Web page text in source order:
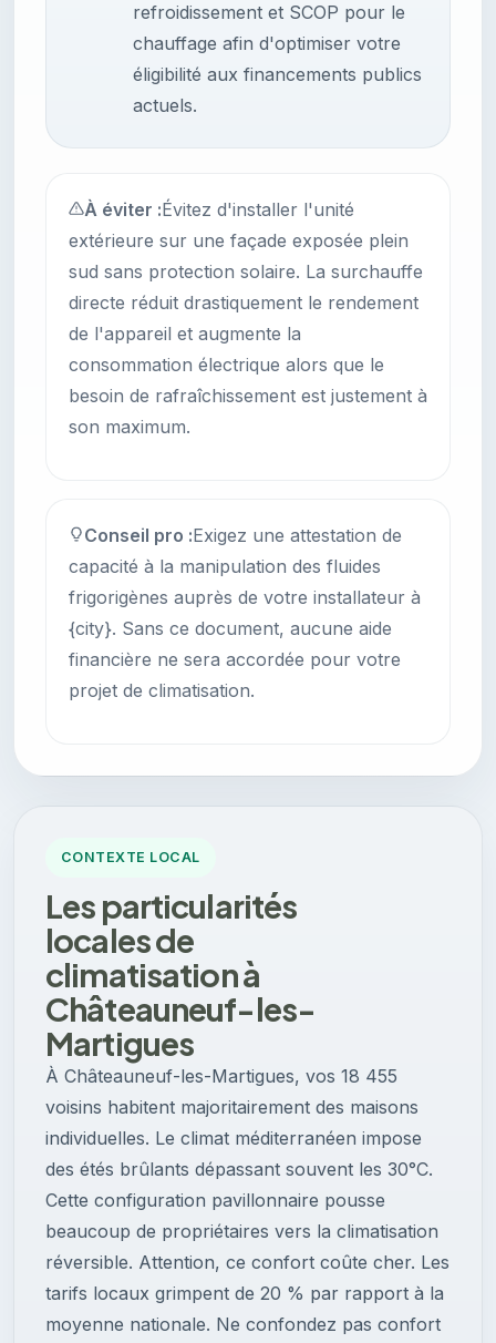
refroidissement et SCOP pour le
chauffage afin d'optimiser votre
éligibilité aux financements publics
actuels.
À éviter :Évitez d'installer l'unité
extérieure sur une façade exposée plein
sud sans protection solaire. La surchauffe
directe réduit drastiquement le rendement
de l'appareil et augmente la
consommation électrique alors que le
besoin de rafraîchissement est justement à
son maximum.
Conseil pro :Exigez une attestation de
capacité à la manipulation des fluides
frigorigènes auprès de votre installateur à
{city}. Sans ce document, aucune aide
financière ne sera accordée pour votre
projet de climatisation.
CONTEXTE LOCAL
Les particularités
locales de
climatisation à
Châteauneuf-les-
Martigues
À Châteauneuf-les-Martigues, vos 18 455
voisins habitent majoritairement des maisons
individuelles. Le climat méditerranéen impose
des étés brûlants dépassant souvent les 30°C.
Cette configuration pavillonnaire pousse
beaucoup de propriétaires vers la climatisation
réversible. Attention, ce confort coûte cher. Les
tarifs locaux grimpent de 20 % par rapport à la
moyenne nationale. Ne confondez pas confort